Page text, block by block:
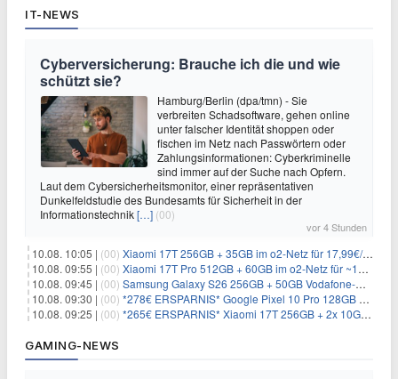
IT-NEWS
Cyberversicherung: Brauche ich die und wie
schützt sie?
Hamburg/Berlin (dpa/tmn) - Sie
verbreiten Schadsoftware, gehen online
unter falscher Identität shoppen oder
fischen im Netz nach Passwörtern oder
Zahlungsinformationen: Cyberkriminelle
sind immer auf der Suche nach Opfern.
Laut dem Cybersicherheitsmonitor, einer repräsentativen
Dunkelfeldstudie des Bundesamts für Sicherheit in der
Informationstechnik[…] (00)
vor 4 Stunden
10.08. 10:05 | (00) Xiaomi 17T 256GB + 35GB im o2-Netz für 17,99€/Monat (effektiv -2,47€/Monat)
10.08. 09:55 | (00) Xiaomi 17T Pro 512GB + 60GB im o2-Netz für ~19,99€/Monat (effektiv -7,22€/Monat)
10.08. 09:45 | (00) Samsung Galaxy S26 256GB + 50GB Vodafone-Netz für 19,99€/Monat (effektiv 1,26€/Monat)
10.08. 09:30 | (00) *278€ ERSPARNIS* Google Pixel 10 Pro 128GB + 60GB im o2-Netz für ~19,99€/Monat
10.08. 09:25 | (00) *265€ ERSPARNIS* Xiaomi 17T 256GB + 2x 10GB im o2-Netz für ~9,98€/Monat
GAMING-NEWS